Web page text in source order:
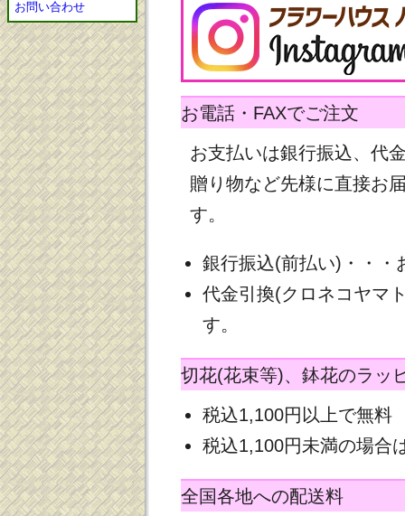
お問い合わせ
お電話・FAXでご注文
お支払いは銀行振込、代
贈り物など先様に直接お
す。
銀行振込(前払い)・・・
代金引換(クロネコヤマ
す。
切花(花束等)、鉢花のラッ
税込1,100円以上で無料
税込1,100円未満の場合
全国各地への配送料